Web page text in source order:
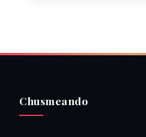
Chusmeando